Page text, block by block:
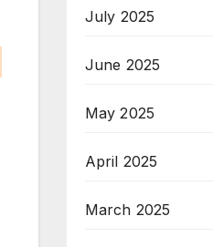
July 2025
June 2025
May 2025
April 2025
March 2025